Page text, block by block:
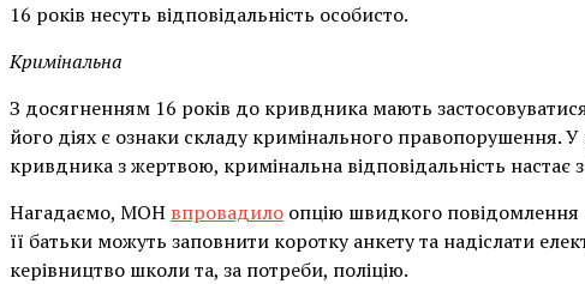
16 років несуть відповідальність особисто.
Кримінальна
З досягненням 16 років до кривдника мають
його діях є ознаки складу кримінального правопорушення.
кривдника з жертвою, кримінальна відповідальність настає
Нагадаємо, МОН впровадило опцію швидкого повідомлення
її батьки можуть заповнити коротку анкету та надіслати
керівництво школи та, за потреби, поліцію.